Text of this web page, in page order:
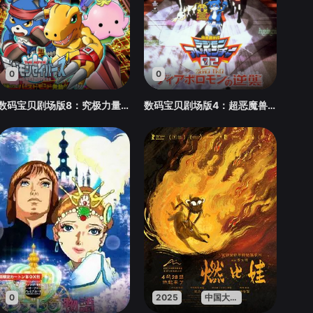
0
数码宝贝剧场版8：究极力量！爆裂模式发动
0
数码宝贝剧场版4：超恶魔兽的反击
0 2025 中国大陆